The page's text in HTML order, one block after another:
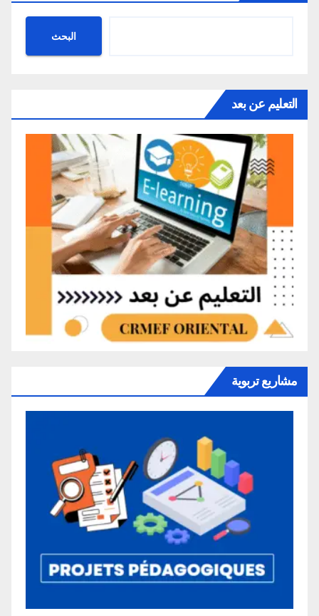
البحث
التعليم عن بعد
مشاريع تربوية